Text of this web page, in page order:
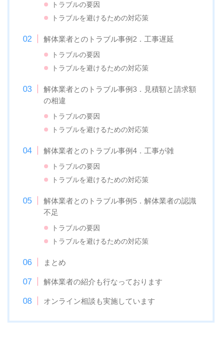
トラブルの要因
トラブルを避けるための対応策
解体業者とのトラブル事例2．工事遅延
トラブルの要因
トラブルを避けるための対応策
解体業者とのトラブル事例3．見積額と請求額
の相違
トラブルの要因
トラブルを避けるための対応策
解体業者とのトラブル事例4．工事が雑
トラブルの要因
トラブルを避けるための対応策
解体業者とのトラブル事例5．解体業者の認識
不足
トラブルの要因
トラブルを避けるための対応策
まとめ
解体業者の紹介も行なっております
オンライン相談も実施しています